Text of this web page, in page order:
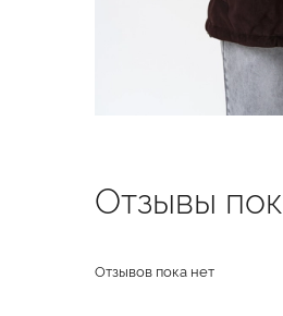
Отзывы
Отзывов пока нет